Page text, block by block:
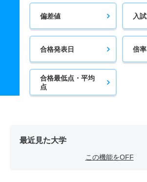
偏差値 入試
合格発表日 倍率
合格最低点・平均
点
最近見た大学
この機能をOFF